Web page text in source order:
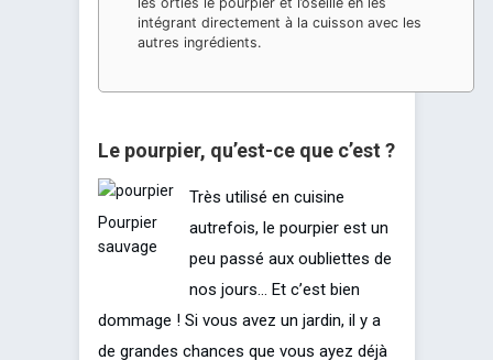
intégrant directement à la cuisson avec les
autres ingrédients.
Le pourpier, qu’est-ce que c’est ?
Pourpier
sauvage
Très utilisé en cuisine
autrefois, le pourpier est un
peu passé aux oubliettes de
nos jours… Et c’est bien
dommage ! Si vous avez un jardin, il y a
de grandes chances que vous ayez déjà